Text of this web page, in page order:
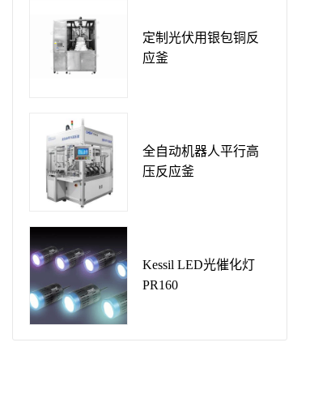
定制光伏用银包铜反
应釜
全自动机器人平行高
压反应釜
Kessil LED光催化灯
PR160